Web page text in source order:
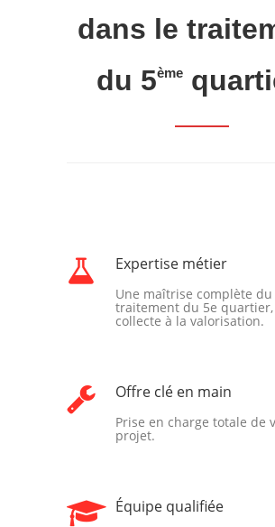
dans le
du 5ème
Expertise métier
Une maîtrise complète du
traitement du 5e quartier,
collecte à la valorisation.
Offre clé en main
Prise en charge totale de
projet.
Équipe qualifiée